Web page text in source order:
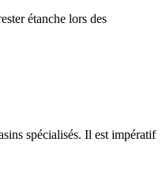
étanche lors des
spécialisés. Il est impératif